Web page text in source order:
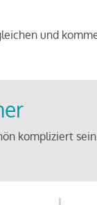
und
kompliziert